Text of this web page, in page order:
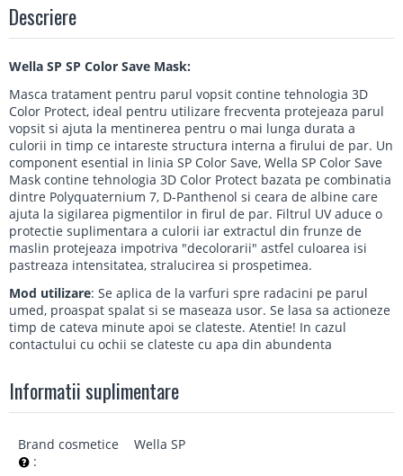
Descriere
Wella SP SP Color Save Mask:
Masca tratament pentru parul vopsit contine tehnologia 3D
Color Protect, ideal pentru utilizare frecventa protejeaza parul
vopsit si ajuta la mentinerea pentru o mai lunga durata a
culorii in timp ce intareste structura interna a firului de par. Un
component esential in linia SP Color Save, Wella SP Color Save
Mask contine tehnologia 3D Color Protect bazata pe combinatia
dintre Polyquaternium 7, D-Panthenol si ceara de albine care
ajuta la sigilarea pigmentilor in firul de par. Filtrul UV aduce o
protectie suplimentara a culorii iar extractul din frunze de
maslin protejeaza impotriva "decolorarii" astfel culoarea isi
pastreaza intensitatea, stralucirea si prospetimea.
Mod utilizare: Se aplica de la varfuri spre radacini pe parul
umed, proaspat spalat si se maseaza usor. Se lasa sa actioneze
timp de cateva minute apoi se clateste. Atentie! In cazul
contactului cu ochii se clateste cu apa din abundenta
Informatii suplimentare
Brand cosmetice
:
Wella SP